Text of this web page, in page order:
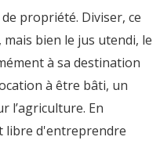
propriété. Diviser, ce
bien le jus utendi, le
à sa destination
à être bâti, un
l’agriculture. En
libre d'entreprendre